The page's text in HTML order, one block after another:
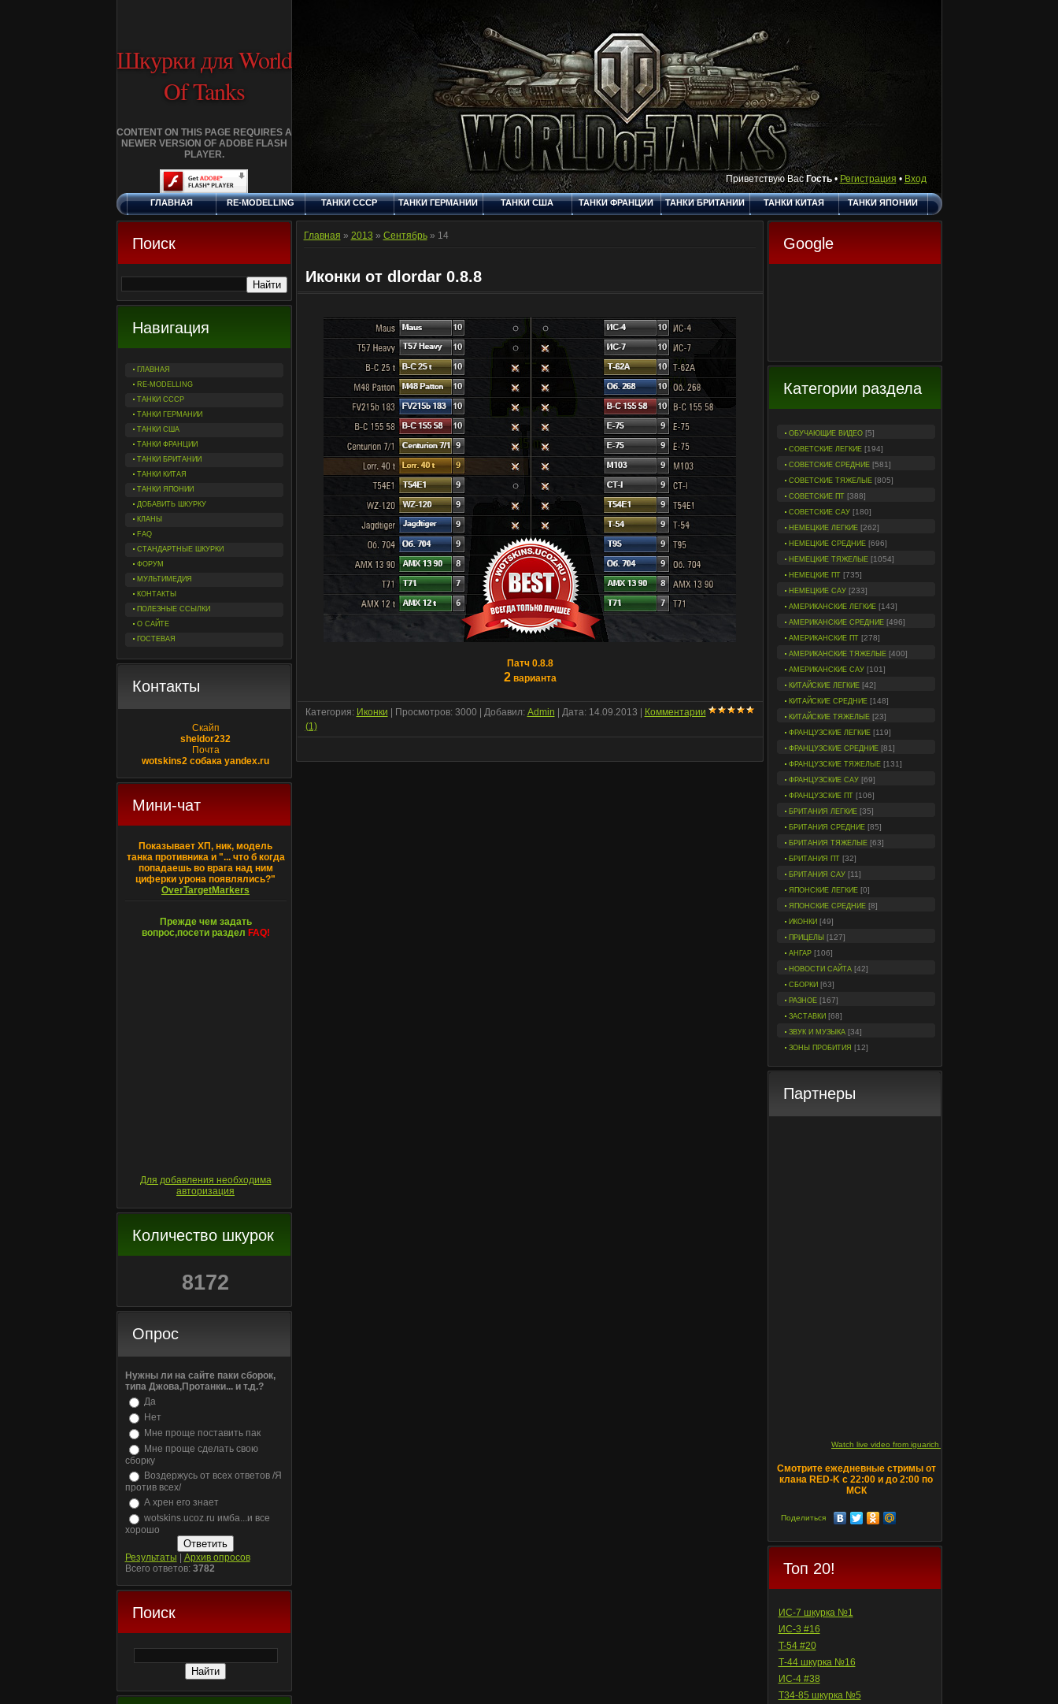
Шкурки для World
Of Tanks
CONTENT ON THIS PAGE REQUIRES A
NEWER VERSION OF ADOBE FLASH
PLAYER.
ПЯТНИЦА, 7.8.2026
Приветствую Вас Гость•Регистрация • Вход
ГЛАВНАЯ RE-MODELLING ТАНКИ СССР ТАНКИ ГЕРМАНИИ ТАНКИ США ТАНКИ ФРАНЦИИ ТАНКИ БРИТАНИИ ТАНКИ КИТАЯ ТАНКИ ЯПОНИИ
ДОБАВИТЬ
КЛАНЫ FAQ
СТАНДАРТНЫЕ
ШКУРКИ
ФОРУМ МУЛЬТИМЕДИЯ КОНТАКТЫ
ПОЛЕЗНЫЕ
О САЙТЕ
Поиск
Навигация
ГЛАВНАЯ
RE-MODELLING
ТАНКИ СССР
ТАНКИ ГЕРМАНИИ
ТАНКИ США
ТАНКИ ФРАНЦИИ
ТАНКИ БРИТАНИИ
ТАНКИ КИТАЯ
ТАНКИ ЯПОНИИ
ДОБАВИТЬ ШКУРКУ
КЛАНЫ
FAQ
СТАНДАРТНЫЕ ШКУРКИ
ФОРУМ
МУЛЬТИМЕДИЯ
КОНТАКТЫ
ПОЛЕЗНЫЕ ССЫЛКИ
О САЙТЕ
ГОСТЕВАЯ
Контакты
Скайп
sheldor232
Почта
wotskins2 собака yandex.ru
Мини-чат
Показывает ХП, ник, модель
танка противника и "... что б когда
попадаешь во врага над ним
циферки урона появлялись?"
OverTargetMarkers
Прежде чем задать
вопрос,посети раздел FAQ!
Для добавления необходима
авторизация
Количество шкурок
8172
Опрос
Нужны ли на сайте паки сборок,
типа Джова,Протанки... и т.д.?
Да
Нет
Мне проще поставить пак
Мне проще сделать свою
сборку
Воздержусь от всех ответов /Я
против всех/
А хрен его знает
wotskins.ucoz.ru имба...и все
хорошо
Результаты
Архив опросов
Всего ответов: 3782
Поиск
Google
Категории раздела
ОБУЧАЮЩИЕ ВИДЕО [5]
СОВЕТСКИЕ ЛЕГКИЕ [194]
СОВЕТСКИЕ СРЕДНИЕ [581]
СОВЕТСКИЕ ТЯЖЕЛЫЕ [805]
СОВЕТСКИЕ ПТ [388]
СОВЕТСКИЕ САУ [180]
НЕМЕЦКИЕ ЛЕГКИЕ [262]
НЕМЕЦКИЕ СРЕДНИЕ [696]
НЕМЕЦКИЕ ТЯЖЕЛЫЕ [1054]
НЕМЕЦКИЕ ПТ [735]
НЕМЕЦКИЕ САУ [233]
АМЕРИКАНСКИЕ ЛЕГКИЕ [143]
АМЕРИКАНСКИЕ СРЕДНИЕ [496]
АМЕРИКАНСКИЕ ПТ [278]
АМЕРИКАНСКИЕ ТЯЖЕЛЫЕ [400]
АМЕРИКАНСКИЕ САУ [101]
КИТАЙСКИЕ ЛЕГКИЕ [42]
КИТАЙСКИЕ СРЕДНИЕ [148]
КИТАЙСКИЕ ТЯЖЕЛЫЕ [23]
ФРАНЦУЗСКИЕ ЛЕГКИЕ [119]
ФРАНЦУЗСКИЕ СРЕДНИЕ [81]
ФРАНЦУЗСКИЕ ТЯЖЕЛЫЕ [131]
ФРАНЦУЗСКИЕ САУ [69]
ФРАНЦУЗСКИЕ ПТ [106]
БРИТАНИЯ ЛЕГКИЕ [35]
БРИТАНИЯ СРЕДНИЕ [85]
БРИТАНИЯ ТЯЖЕЛЫЕ [63]
БРИТАНИЯ ПТ [32]
БРИТАНИЯ САУ [11]
ЯПОНСКИЕ ЛЕГКИЕ [0]
ЯПОНСКИЕ СРЕДНИЕ [8]
ИКОНКИ [49]
ПРИЦЕЛЫ [127]
АНГАР [106]
НОВОСТИ САЙТА [42]
СБОРКИ [63]
РАЗНОЕ [167]
ЗАСТАВКИ [68]
ЗВУК И МУЗЫКА [34]
ЗОНЫ ПРОБИТИЯ [12]
Партнеры
Watch live video from iguarich on ru.twitch.tv
Смотрите ежедневные стримы от
клана RED-K с 22:00 и до 2:00 по
МСК
Поделиться
Топ 20!
ИС-7 шкурка №1
ИС-3 #16
T-54 #20
Т-44 шкурка №16
ИС-4 #38
Т34-85 шкурка №5
Главная » 2013 » Сентябрь » 14
Иконки от dlordar 0.8.8
Патч 0.8.8
2варианта
Категория: Иконки | Просмотров: 3000 | Добавил: Admin | Дата: 14.09.2013
Комментарии
(1)